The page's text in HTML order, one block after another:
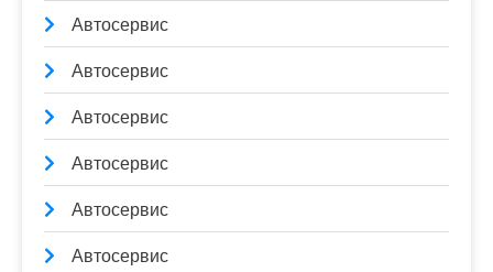
Автосервис
Автосервис
Автосервис
Автосервис
Автосервис
Автосервис